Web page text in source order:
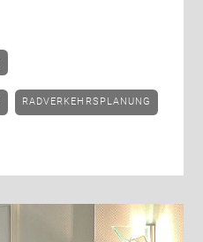
RADVERKEHRSPLANUNG